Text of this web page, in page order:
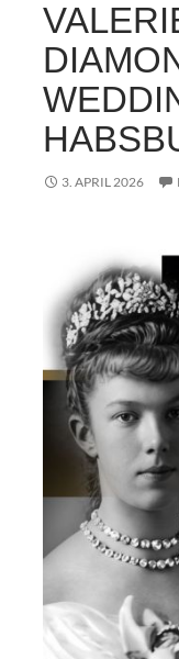
3. APRIL 2026